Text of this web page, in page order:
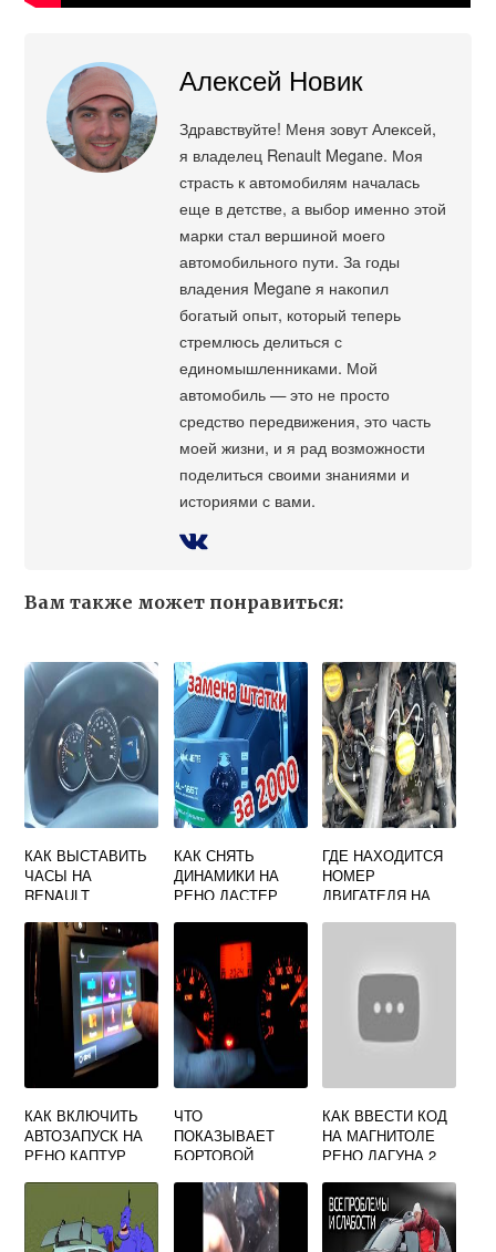
Алексей Новик
Здравствуйте! Меня зовут Алексей,
я владелец Renault Megane. Моя
страсть к автомобилям началась
еще в детстве, а выбор именно этой
марки стал вершиной моего
автомобильного пути. За годы
владения Megane я накопил
богатый опыт, который теперь
стремлюсь делиться с
единомышленниками. Мой
автомобиль — это не просто
средство передвижения, это часть
моей жизни, и я рад возможности
поделиться своими знаниями и
историями с вами.
Вам также может понравиться:
КАК ВЫСТАВИТЬ
ЧАСЫ НА
RENAULT
КАК СНЯТЬ
ДИНАМИКИ НА
РЕНО ДАСТЕР
ГДЕ НАХОДИТСЯ
НОМЕР
ДВИГАТЕЛЯ НА
КАК ВКЛЮЧИТЬ
АВТОЗАПУСК НА
РЕНО КАПТУР
ЧТО
ПОКАЗЫВАЕТ
БОРТОВОЙ
РЕНО ЛОГАН
КАК ВВЕСТИ КОД
НА МАГНИТОЛЕ
РЕНО ЛАГУНА 2